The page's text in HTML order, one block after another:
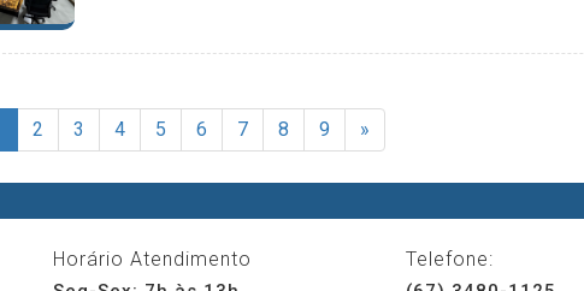
2 3 4 5 6 7 8 9 »
Horário Atendimento Telefone: